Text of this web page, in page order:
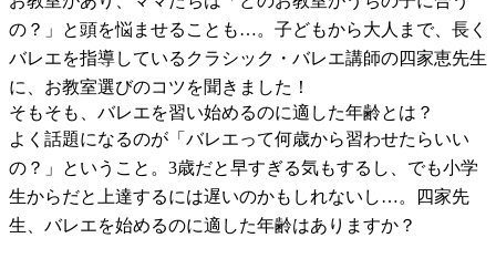
の？」と頭を悩ませることも…。子どもから大人まで、長く
バレエを指導しているクラシック・バレエ講師の四家恵先生
に、お教室選びのコツを聞きました！
そもそも、バレエを習い始めるのに適した年齢とは？
よく話題になるのが「バレエって何歳から習わせたらいい
の？」ということ。3歳だと早すぎる気もするし、でも小学
生からだと上達するには遅いのかもしれないし…。四家先
生、バレエを始めるのに適した年齢はありますか？